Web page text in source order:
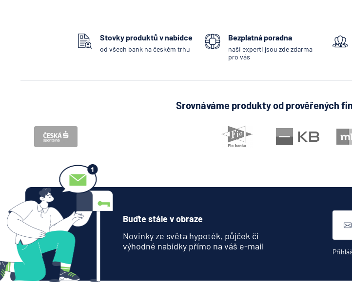
Stovky produktů v nabídce
od všech bank na českém trhu
Bezplatná poradna
naši experti jsou zde zdarma
pro vás
Srovnáváme produkty od prověřených
Buďte stále v obraze
Novinky ze světa hypoték, půjček či
výhodné nabídky přímo na váš e-mail